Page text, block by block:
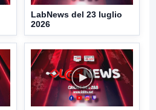
LabNews del 23 luglio
2026